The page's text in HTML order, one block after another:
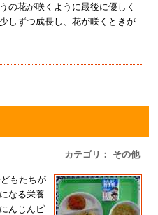
の花が咲くように最後に優しく
しずつ成長し、花が咲くときが
カテゴリ： その他
もたちが
なる栄養
んじんピ